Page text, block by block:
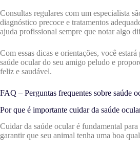
Consultas regulares com um especialista
diagnóstico precoce e tratamentos
ajuda profissional sempre que notar algo
Com essas dicas e orientações, você
saúde ocular do seu amigo peludo e
feliz e saudável.
FAQ – Perguntas frequentes sobre saúde
Por que é importante cuidar da saúde
Cuidar da saúde ocular é fundamental
garantir que seu animal tenha uma boa